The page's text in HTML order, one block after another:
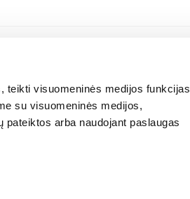
teikti visuomeninės medijos funkcijas
su visuomeninės medijos,
arba naudojant paslaugas